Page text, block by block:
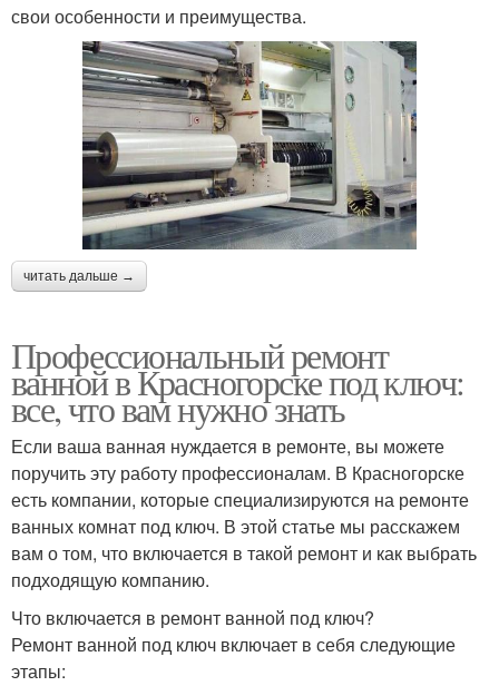
свои особенности и преимущества.
читать дальше →
Профессиональный ремонт
ванной в Красногорске под ключ:
все, что вам нужно знать
Если ваша ванная нуждается в ремонте, вы можете
поручить эту работу профессионалам. В Красногорске
есть компании, которые специализируются на ремонте
ванных комнат под ключ. В этой статье мы расскажем
вам о том, что включается в такой ремонт и как выбрать
подходящую компанию.
Что включается в ремонт ванной под ключ?
Ремонт ванной под ключ включает в себя следующие
этапы: